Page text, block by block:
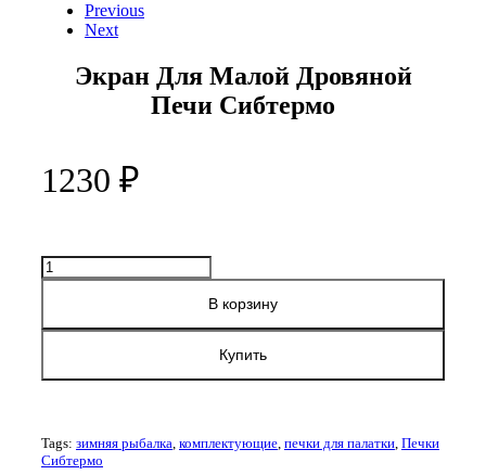
Previous
Next
Экран Для Малой Дровяной
Печи Сибтермо
1230 ₽
Количество
товара
печи
В корзину
Купить
Tags: зимняя рыбалка, комплектующие, печки для палатки, Печки
Сибтермо